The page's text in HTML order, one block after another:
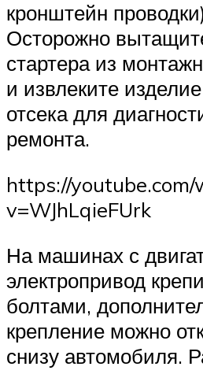
кронштейн
Осторожно
стартера из
и извлеките
отсека для
ремонта.
https://youtube.com/
v=WJhLqieFUrk
На машинах с
электропривод
болтами,
крепление можно
снизу автомобиля.